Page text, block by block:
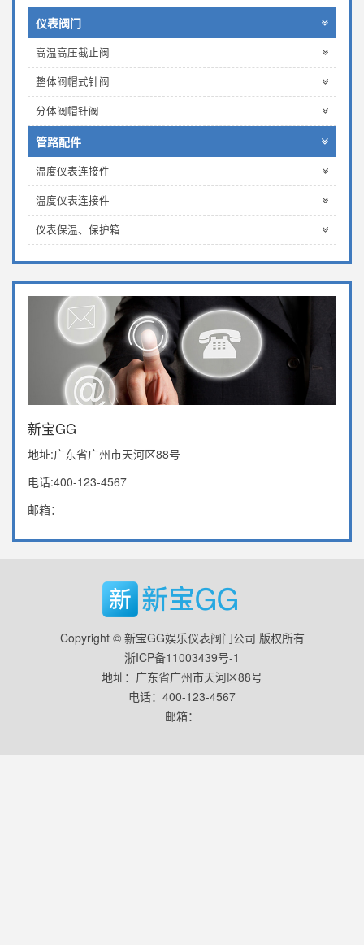
仪表阀门
高温高压截止阀
整体阀帽式针阀
分体阀帽针阀
管路配件
温度仪表连接件
温度仪表连接件
仪表保温、保护箱
新宝GG
地址:广东省广州市天河区88号
电话:400-123-4567
邮箱：
Copyright © 新宝GG娱乐仪表阀门公司 版权所有
浙ICP备11003439号-1
地址：广东省广州市天河区88号
电话：400-123-4567
邮箱：